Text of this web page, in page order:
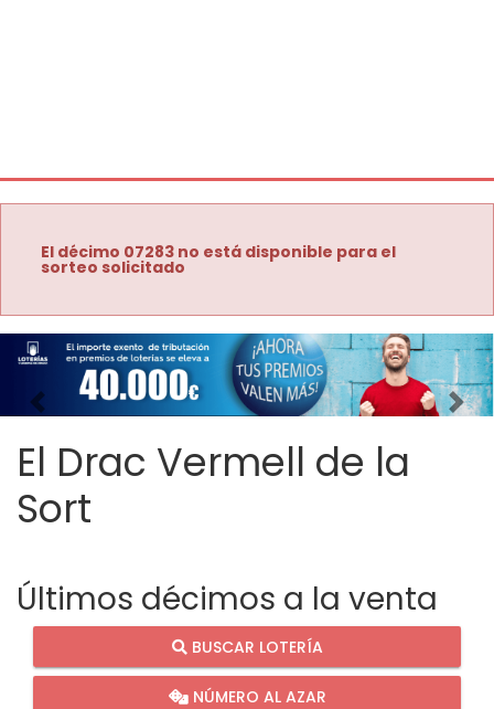
El décimo 07283 no está disponible para el
sorteo solicitado
Imagen anterior
El Drac Vermell de la
Sort
Últimos décimos a la venta
BUSCAR LOTERÍA
NÚMERO AL AZAR